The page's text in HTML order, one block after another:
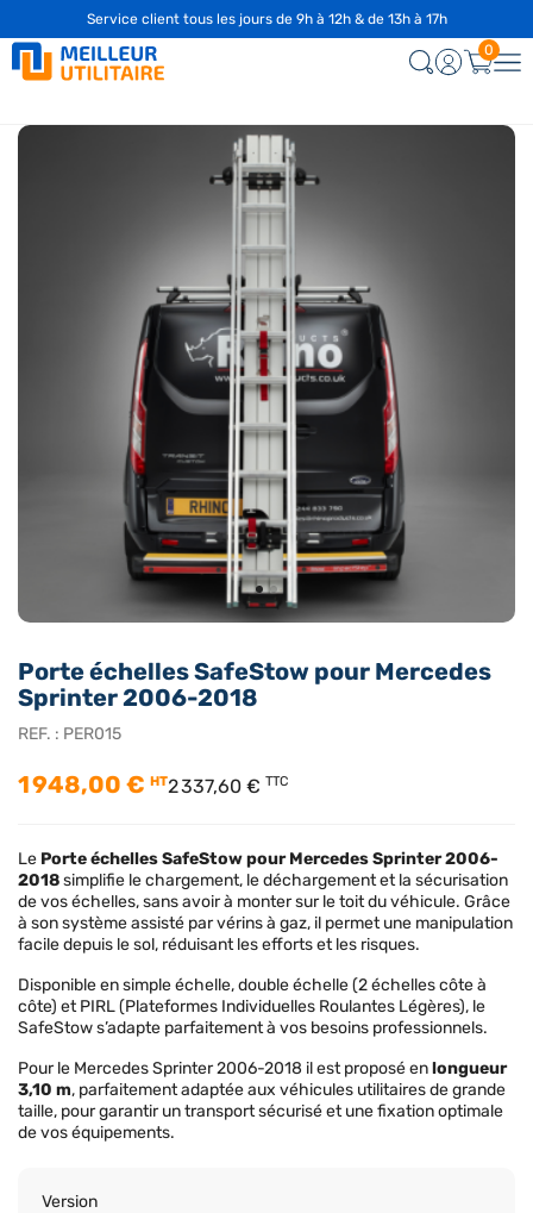
Porte échelles SafeStow pour Mercedes
Sprinter 2006-2018
REF. : PER015
1 948,00 € HT2 337,60 € TTC
Le Porte échelles SafeStow pourMercedes Sprinter 2006-
2018simplifie le chargement, le déchargement et la sécurisation
de vos échelles, sans avoir à monter sur le toit du véhicule. Grâce
à son système assisté par vérins à gaz, il permet une manipulation
facile depuis le sol, réduisant les efforts et les risques.
Disponible en simple échelle, double échelle (2 échelles côte à
côte) et PIRL (Plateformes Individuelles Roulantes Légères), le
SafeStow s’adapte parfaitement à vos besoins professionnels.
Pour le Mercedes Sprinter 2006-2018 il est proposé enlongueur
3,10 m, parfaitement adaptée aux véhicules utilitaires de grande
taille, pour garantir un transport sécurisé et une fixation optimale
de vos équipements.
Version
Service client tous les jours de 9h à 12h & de 13h à 17h
☎️04 28 29 75 94
0